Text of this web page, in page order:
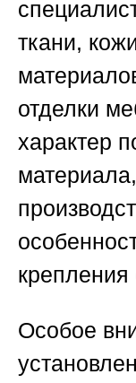
ткани,
отделки
характер
крепления
Особое